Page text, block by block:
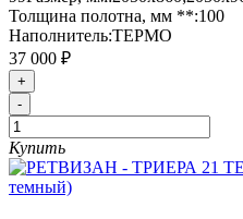
Толщина полотна, мм **:100
Наполнитель:ТЕРМО
37 000 ₽
+
-
Купить